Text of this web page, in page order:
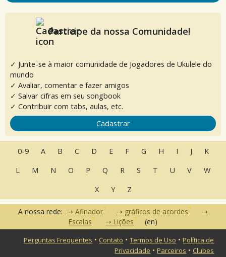
Participe da nossa Comunidade!
✓ Junte-se à maior comunidade de Jogadores de Ukulele do
mundo
✓ Avaliar, comentar e fazer amigos
✓ Salvar cifras em seu songbook
✓ Contribuir com tabs, aulas, etc.
Cadastrar
0-9 A B C D E F G H I J
K
L
M N O P Q R S T U V
W
X
Y Z
A nossa rede: Afinador
gráficos de acordes
Escalas
Lições (en)
Perguntas Frequentes • Contato •Termos de Uso •Política de
Privacidade •Parceiros • Clubes